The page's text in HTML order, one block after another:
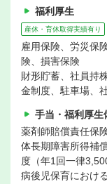
福利厚生
産休・育休取得実績有り
雇用保険、労災保
険、損害保険
財形貯蓄、社員持
金制度、駐車場、
手当・福利厚生
薬剤師賠償責任保
体長期障害所得補
度（年1回一律
病後児保育におけ